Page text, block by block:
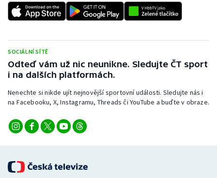
Sportovní střelba
Stolní tenis
Triatlon
Veslování
Volejbal
SOCIÁLNÍ SÍTĚ
Odteď vám už nic neunikne. Sledujte ČT sport
i na dalších platformách.
Nenechte si nikde ujít nejnovější sportovní události. Sledujte nás i
na Facebooku, X, Instagramu, Threads či YouTube a buďte v obraze.